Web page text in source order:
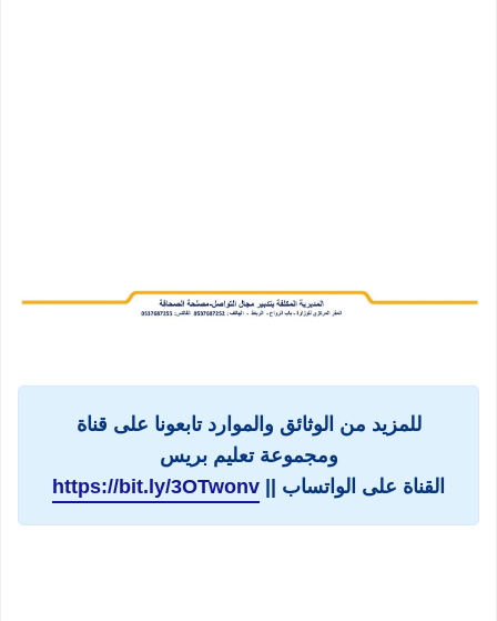
للمزيد من الوثائق والموارد تابعونا على قناة
ومجموعة تعليم بريس
القناة على الواتساب || https://bit.ly/3OTwonv